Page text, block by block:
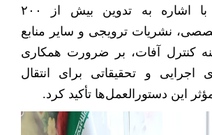
با اشاره به تدوین بیش از
۲۰۰
نشریات ترویجی و سایر منابع
کنترل آفات، بر ضرورت همکاری
اجرایی و تحقیقاتی برای انتقال
این دستورالعمل‌ها تأکید کرد.